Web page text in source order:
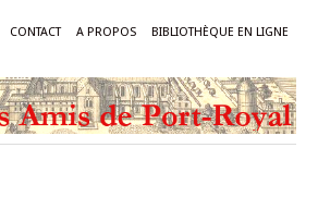
CONTACT A PROPOS BIBLIOTHÈQUE EN LIGNE